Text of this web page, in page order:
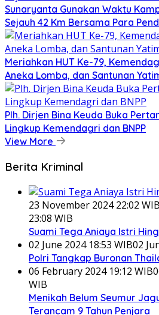
Sunaryanta Gunakan Waktu
Sejauh 42 Km Bersama Para
Meriahkan HUT Ke-79,
Aneka Lomba, dan Santunan
Plh. Dirjen Bina Keuda Buka
Lingkup Kemendagri dan BNPP
View More
Berita Kriminal
23 November 2024 22:02 WIB
23:08 WIB
Suami Tega Aniaya Istri
02 June 2024 18:53 WIB02
Polri Tangkap Buronan
06 February 2024 19:12 WIB
WIB
Menikah Belum Seumur
Terancam 9 Tahun Penjara